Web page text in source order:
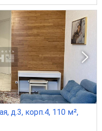
д.3, корп.4, 110 м²,